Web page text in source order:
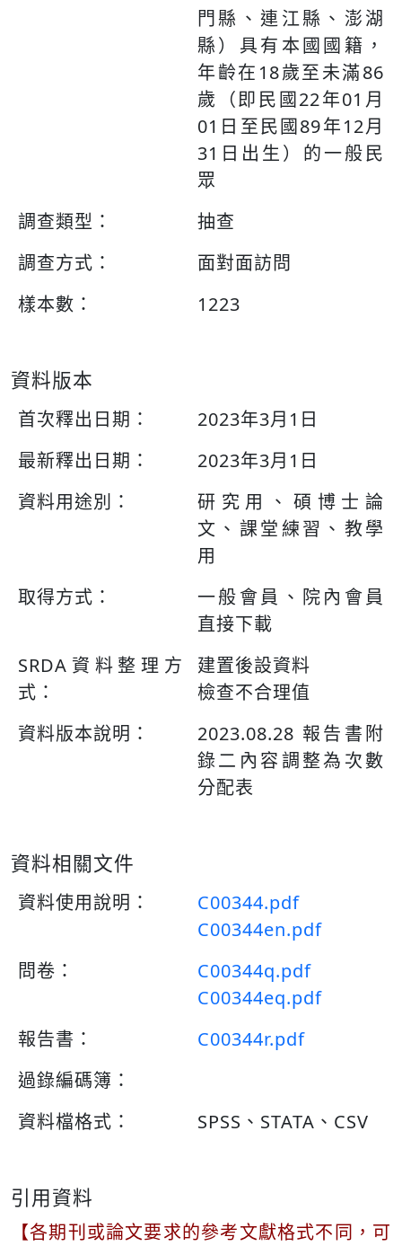
門縣、連江縣、澎湖
縣）具有本國國籍，
年齡在18歲至未滿86
歲（即民國22年01月
01日至民國89年12月
31日出生）的一般民
眾
調查類型：
抽查
調查方式：
面對面訪問
樣本數：
1223
資料版本
首次釋出日期：
2023年3月1日
最新釋出日期：
2023年3月1日
資料用途別：
研究用、碩博士論
文、課堂練習、教學
用
取得方式：
一般會員、院內會員
直接下載
SRDA資料整理方
式：
建置後設資料
檢查不合理值
資料版本說明：
2023.08.28 報告書附
錄二內容調整為次數
分配表
資料相關文件
資料使用說明：
C00344.pdf
C00344en.pdf
問卷：
C00344q.pdf
C00344eq.pdf
報告書：
C00344r.pdf
過錄編碼簿：
資料檔格式：
SPSS、STATA、CSV
引用資料
【各期刊或論文要求的參考文獻格式不同，可